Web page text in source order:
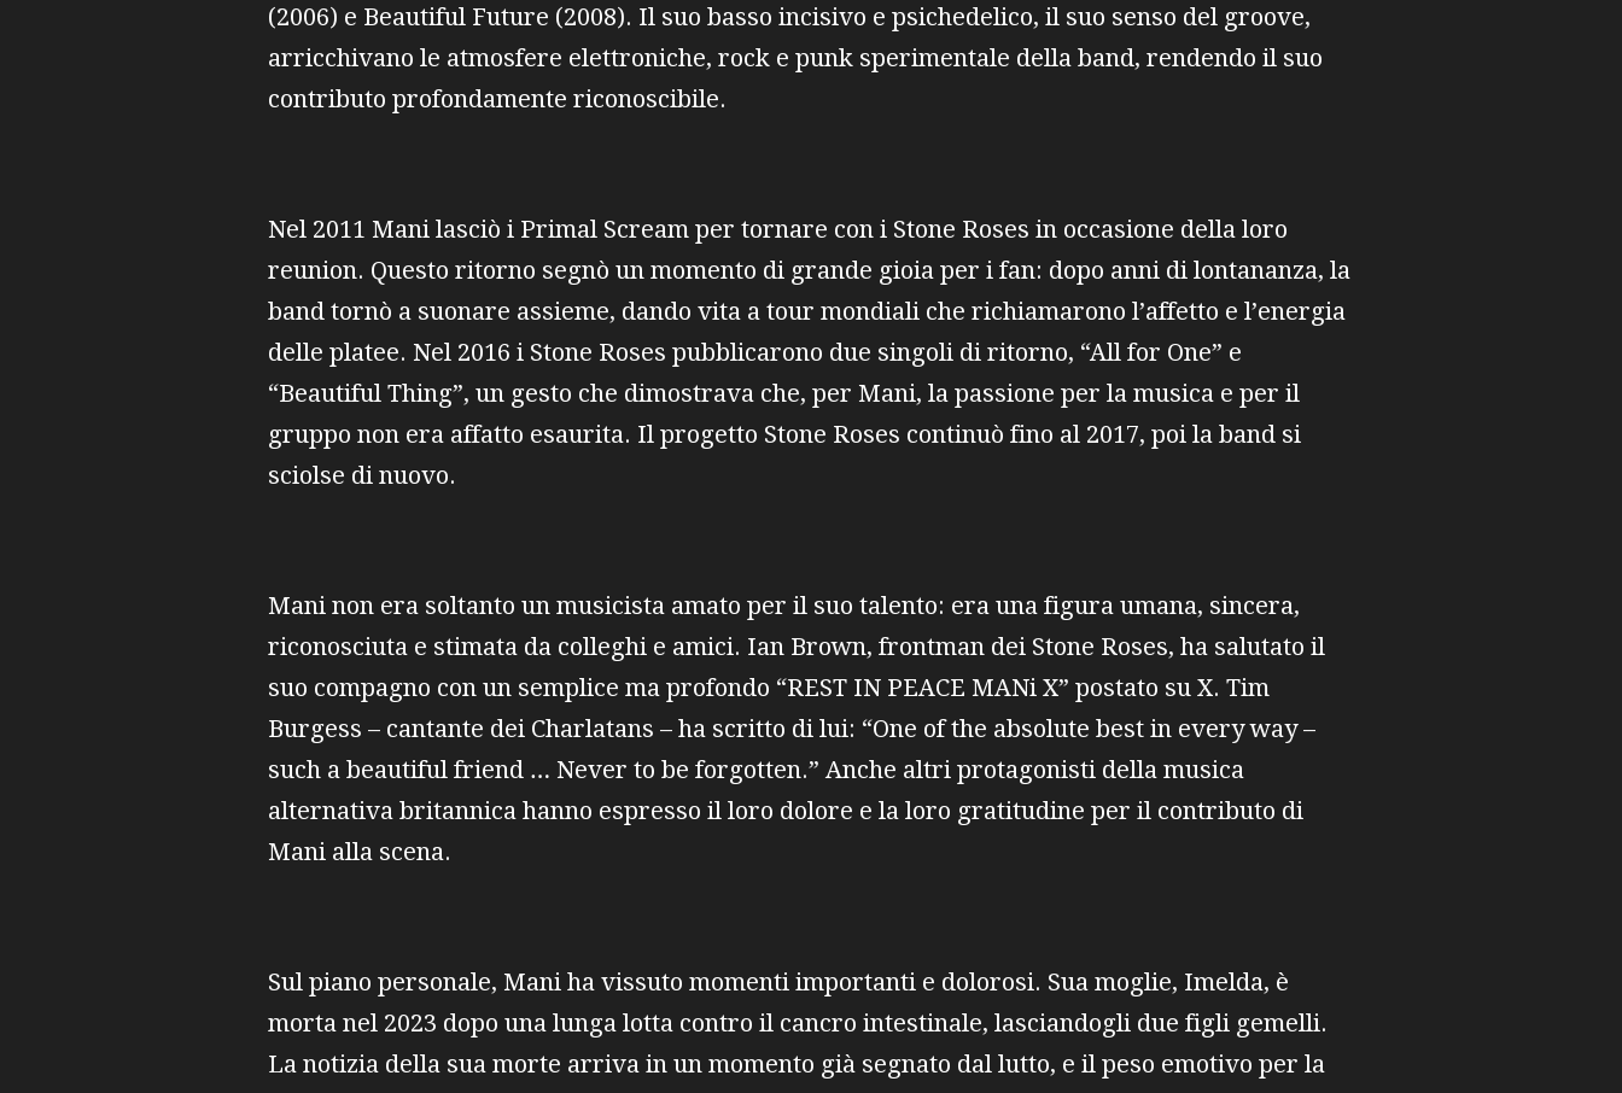
(2006) e Beautiful Future (2008). Il suo basso incisivo e psichedelico, il suo senso del groove,
arricchivano le atmosfere elettroniche, rock e punk sperimentale della band, rendendo il suo
contributo profondamente riconoscibile.
Nel 2011 Mani lasciò i Primal Scream per tornare con i Stone Roses in occasione della loro
reunion. Questo ritorno segnò un momento di grande gioia per i fan: dopo anni di lontananza, la
band tornò a suonare assieme, dando vita a tour mondiali che richiamarono l’affetto e l’energia
delle platee. Nel 2016 i Stone Roses pubblicarono due singoli di ritorno, “All for One” e
“Beautiful Thing”, un gesto che dimostrava che, per Mani, la passione per la musica e per il
gruppo non era affatto esaurita. Il progetto Stone Roses continuò fino al 2017, poi la band si
sciolse di nuovo.
Mani non era soltanto un musicista amato per il suo talento: era una figura umana, sincera,
riconosciuta e stimata da colleghi e amici. Ian Brown, frontman dei Stone Roses, ha salutato il
suo compagno con un semplice ma profondo “REST IN PEACE MANi X” postato su X. Tim
Burgess – cantante dei Charlatans – ha scritto di lui: “One of the absolute best in every way –
such a beautiful friend … Never to be forgotten.” Anche altri protagonisti della musica
alternativa britannica hanno espresso il loro dolore e la loro gratitudine per il contributo di
Mani alla scena.
Sul piano personale, Mani ha vissuto momenti importanti e dolorosi. Sua moglie, Imelda, è
morta nel 2023 dopo una lunga lotta contro il cancro intestinale, lasciandogli due figli gemelli.
La notizia della sua morte arriva in un momento già segnato dal lutto, e il peso emotivo per la